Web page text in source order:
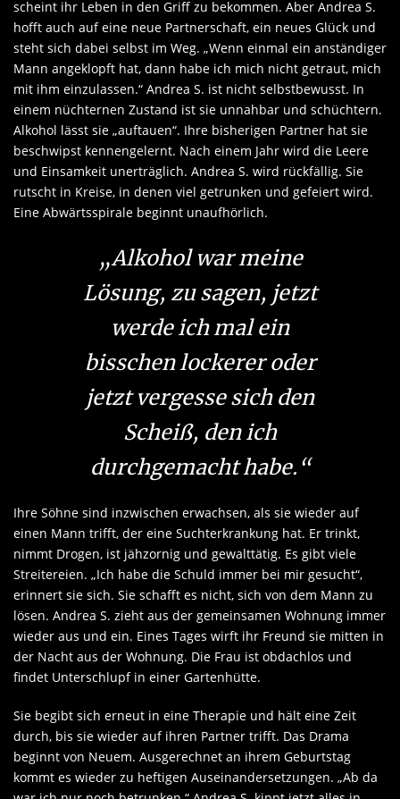
scheint ihr Leben in den Griff zu bekommen. Aber Andrea S.
hofft auch auf eine neue Partnerschaft, ein neues Glück und
steht sich dabei selbst im Weg. „Wenn einmal ein anständiger
Mann angeklopft hat, dann habe ich mich nicht getraut, mich
mit ihm einzulassen.“ Andrea S. ist nicht selbstbewusst. In
einem nüchternen Zustand ist sie unnahbar und schüchtern.
Alkohol lässt sie „auftauen“. Ihre bisherigen Partner hat sie
beschwipst kennengelernt. Nach einem Jahr wird die Leere
und Einsamkeit unerträglich. Andrea S. wird rückfällig. Sie
rutscht in Kreise, in denen viel getrunken und gefeiert wird.
Eine Abwärtsspirale beginnt unaufhörlich.
„Alkohol war meine
Lösung, zu sagen, jetzt
werde ich mal ein
bisschen lockerer oder
jetzt vergesse sich den
Scheiß, den ich
durchgemacht habe.“
Ihre Söhne sind inzwischen erwachsen, als sie wieder auf
einen Mann trifft, der eine Suchterkrankung hat. Er trinkt,
nimmt Drogen, ist jähzornig und gewalttätig. Es gibt viele
Streitereien. „Ich habe die Schuld immer bei mir gesucht“,
erinnert sie sich. Sie schafft es nicht, sich von dem Mann zu
lösen. Andrea S. zieht aus der gemeinsamen Wohnung immer
wieder aus und ein. Eines Tages wirft ihr Freund sie mitten in
der Nacht aus der Wohnung. Die Frau ist obdachlos und
findet Unterschlupf in einer Gartenhütte.
Sie begibt sich erneut in eine Therapie und hält eine Zeit
durch, bis sie wieder auf ihren Partner trifft. Das Drama
beginnt von Neuem. Ausgerechnet an ihrem Geburtstag
kommt es wieder zu heftigen Auseinandersetzungen. „Ab da